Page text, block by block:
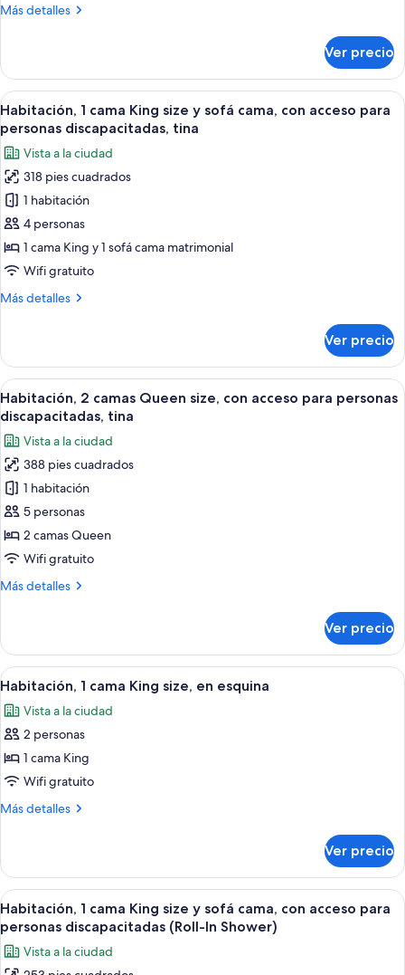
(+
Floor)
Más detalles
Más
varias
camas
(+
Sofabed,
High
Floor)
Ver precio
Abrir
todas
las
fotos
de
Habitación,
1
cama
King
y
con
acceso
para
personas
discapacitadas,
tina
Una habitación de hotel moderna
10
Habitación, 1 cama King size y sofá cama, con acceso para
personas discapacitadas, tina
Vista a la ciudad
318 pies cuadrados
1 habitación
4 personas
1 cama King y 1 sofá cama matrimonial
Wifi gratuito
Más detalles
Más
1
cama
King
size
sofá
cama,
con
acceso
para
discapacitadas,
tina
Ver precio
Abrir
todas
las
fotos
de
Habitación,
2
camas
Queen
con
personas
discapacitadas,
tina
Habitación de hotel con sofá, dos
11
Habitación, 2 camas Queen size, con acceso para personas
discapacitadas, tina
Vista a la ciudad
388 pies cuadrados
1 habitación
5 personas
2 camas Queen
Wifi gratuito
Más detalles
Más
2
camas
Queen
con
acceso
personas
discapacitadas,
Ver precio
Abrir
todas
las
fotos
de
Habitación,
1
size,
en
esquina
Habitación de hotel con cama,
7
Habitación, 1 cama King size, en esquina
Vista a la ciudad
2 personas
1 cama King
Wifi gratuito
Más detalles
Más
1
cama
King
size,
en
esquina
Ver precio
Abrir
todas
las
fotos
Habitación de hotel con una cama
9
Habitación, 1 cama King size y sofá cama, con acceso para
personas discapacitadas (Roll-In Shower)
Vista a la ciudad